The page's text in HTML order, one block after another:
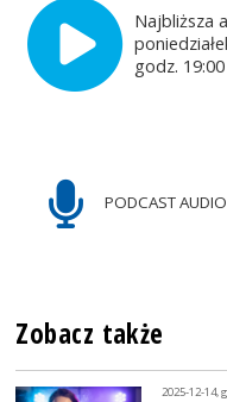
Najbliższa
godz. 19:00
PODCAST AUDIO
Zobacz także
2025-12-14,